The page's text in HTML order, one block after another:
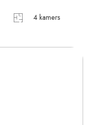
4 kamers